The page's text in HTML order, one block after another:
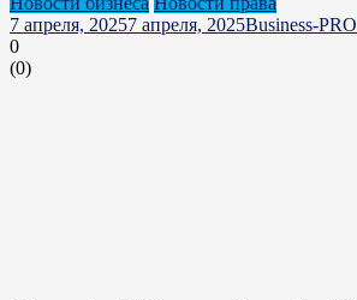
7 апреля, 20257 апреля, 2025Business-PRO
0
(0)